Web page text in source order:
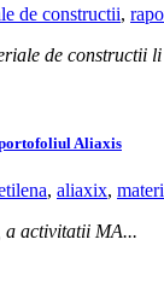
de constructii,
de constructii li
Aliaxis
, aliaxix,
a activitatii MA...